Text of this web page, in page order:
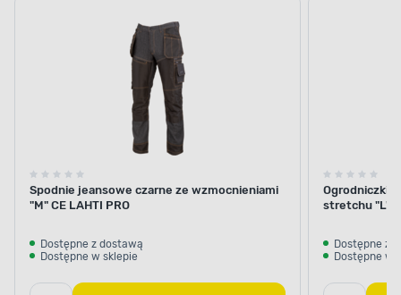
Spodnie jeansowe czarne ze wzmocnieniami
"M" CE LAHTI PRO
Dostępne z dostawą
Dostępne w sklepie
Ogrodniczki
stretchu
Dostępne z
Dostępne w